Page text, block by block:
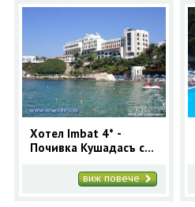
Хотел Imbat 4* -
Почивка Кушадасъ с
Лято 2026виж повече